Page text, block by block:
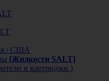
/ США
[Жидкости SALT]
и картриджи )